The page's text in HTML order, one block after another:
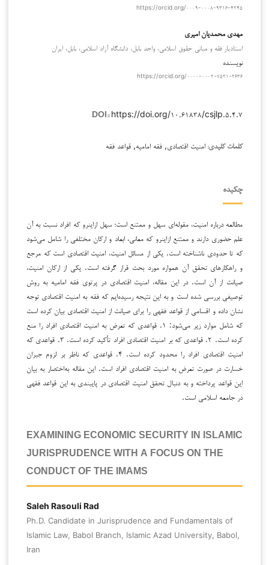
https://orcid.org/۰۰۰۹-۰۰۰۸-۹۳۱۶-۴۲۴۵
مهدی محمدیان امیری
استادیار فقه و مبانی حقوق اسلامی، واحد بابل، دانشگاه آزاد اسلامی، بابل، ایران
نویسنده
https://orcid.org/۰۰۰۰-۰۰۰۲-۷۵۲۱-۲۶۳۶
DOI:: https://doi.org/۱۰.۶۱۸۳۸/csjlp.۵.۴.۷
کلمات کلیدی: امنیت اقتصادی, فقه امامیه, قواعد فقه
چکیده
مطالعه درباره امنیت، مقوله‌ای سهل و ممتنع است؛ سهل ازاینرو که افراد نسبت به آن
علم حضوری دارند و ممتنع ازاینرو که معانی، ابعاد و ارکان مختلفی را شامل می‌شود
که تا حدودی ناشناخته است. یکی از مسائل امنیت، امنیت اقتصادی است که مرجع
و راهکارهای تحقق آن همواره مورد بحث قرار گرفته است. یکی از ارکان امنیت،
صیانت از آن است. در این مقاله، امنیت اقتصادی در پرتوی فقه امامیه به روش
توصیفی بررسی شده است و به این نتیجه رسیده‌ایم که فقه به امنیت اقتصادی توجه
نشان داده و اقسامی از قواعد فقهی را برای صیانت از امنیت اقتصادی بیان کرده است
که شامل موارد زیر می‌شود: ۱. قواعدی که تعرض به امنیت اقتصادی افراد را منع
کرده است. ۲. قواعدی که بر امنیت اقتصادی افراد تأکید کرده است. ۳. قواعدی که
امنیت اقتصادی افراد را محدود کرده است. ۴. قواعدی که ناظر بر لزوم جبران
خسارت در صورت تعرض به امنیت اقتصادی افراد است. این مقاله به‌اختصار به بیان
این قواعد پرداخته و به دنبال تحقق امنیت اقتصادی در پایبندی به این قواعد فقهی
در جامعه اسلامی است.
EXAMINING ECONOMIC SECURITY IN ISLAMIC
JURISPRUDENCE WITH A FOCUS ON THE
CONDUCT OF THE IMAMS
Saleh Rasouli Rad
Ph.D. Candidate in Jurisprudence and Fundamentals of
Islamic Law, Babol Branch, Islamic Azad University, Babol,
Iran